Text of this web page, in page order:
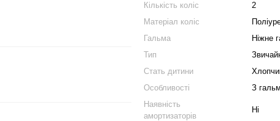
Кількість коліс
2
Матеріал коліс
Гальма
Ніжне
Тип
Стать дитини
Особливості
З
Наявність
амортизаторів
Ні